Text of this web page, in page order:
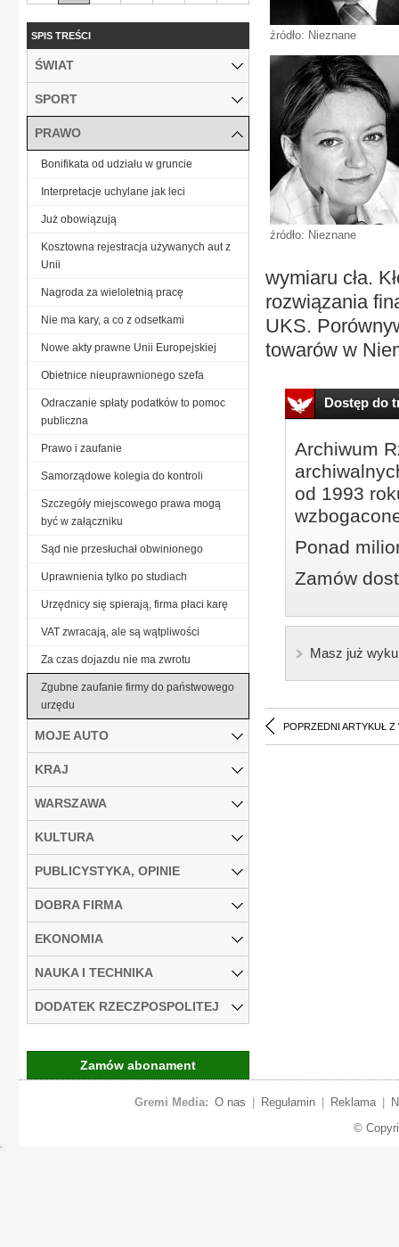
źródło: Nieznane
źródło: Nieznane
wymiaru cła.
rozwiązania
UKS.
towarów w
Dostęp do
Archiwum
od 1993
Ponad
Zamów
Masz już
POPRZEDNI ARTYKUŁ Z
SPIS TREŚCI
ŚWIAT
SPORT
PRAWO
Bonifikata od udziału w gruncie
Interpretacje uchylane jak leci
Już obowiązują
Kosztowna rejestracja używanych aut z
Unii
Nagroda za wieloletnią pracę
Nie ma kary, a co z odsetkami
Nowe akty prawne Unii Europejskiej
Obietnice nieuprawnionego szefa
Odraczanie spłaty podatków to pomoc
publiczna
Prawo i zaufanie
Samorządowe kolegia do kontroli
Szczegóły miejscowego prawa mogą
być w załączniku
Sąd nie przesłuchał obwinionego
Uprawnienia tylko po studiach
Urzędnicy się spierają, firma płaci karę
VAT zwracają, ale są wątpliwości
Za czas dojazdu nie ma zwrotu
Zgubne zaufanie firmy do państwowego
urzędu
MOJE AUTO
KRAJ
WARSZAWA
KULTURA
PUBLICYSTYKA, OPINIE
DOBRA FIRMA
EKONOMIA
NAUKA I TECHNIKA
DODATEK RZECZPOSPOLITEJ
Zamów abonament
Gremi Media: O nas Regulamin Reklama
©